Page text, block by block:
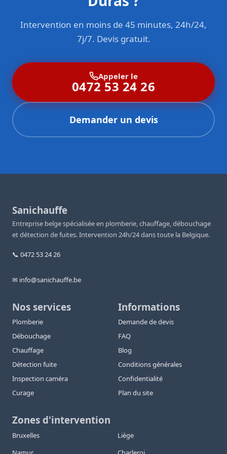
Intervention en moins de 45 minutes, 24h/24,
7j/7. Devis gratuit.
Appeler le
0472 53 24 26
Demander un devis
Sanichauffe
Entreprise belge spécialisée en plomberie, chauffage, débouchage
et détection de fuites. Intervention 24h/24 dans toute la Belgique.
📞 0472 53 24 26
✉ info@sanichauffe.be
Nos services
Plomberie
Débouchage
Chauffage
Détection fuite
Inspection caméra
Curage
Informations
Demande de devis
FAQ
Blog
Conditions générales
Confidentialité
Plan du site
Zones d'intervention
Bruxelles
Liège